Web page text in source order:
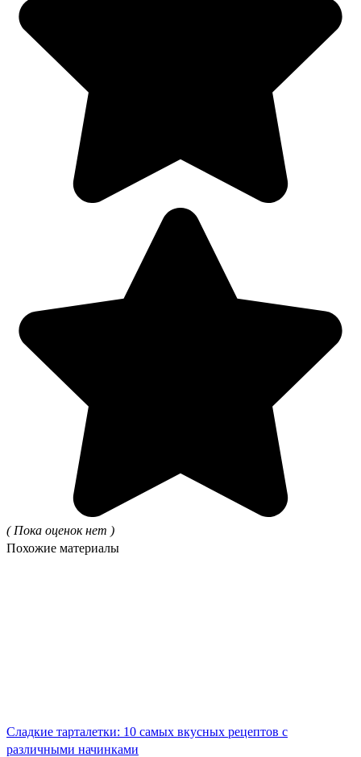
( Пока оценок нет )
Похожие материалы
Сладкие тарталетки: 10 самых вкусных рецептов с
различными начинками